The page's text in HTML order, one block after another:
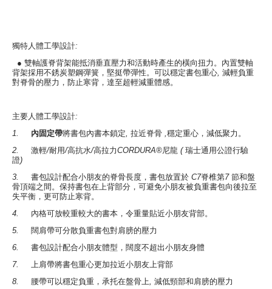
獨特人體工學設計:
● 雙軸護脊背架能抵消垂直壓力和活動時產生的橫向扭力。內置雙軸
背架採用不銹炭塑鋼彈簧，堅挺帶彈性。可以穩定書包重心, 減輕負重
對脊骨的壓力，防止寒背，達至超輕減重體感。
主要人體工學設計:
1. 內固定帶將書包內書本鎖定, 拉近脊骨 ,穩定重心，減低聚力。
2. 激輕/耐用/高抗水/高拉力CORDURA®尼龍 ( 瑞士通用公證行驗
證)
3. 書包設計配合小朋友的脊骨長度，書包放置於 C7脊椎第7 節和盤
骨頂端之間。保持書包在上背部分，可避免小朋友被負重書包向後拉至
失平衡，更可防止寒背。
4. 內格可放較重較大的書本，令重量貼近小朋友背部。
5. 闊肩帶可分散負重書包對肩膀的壓力
6. 書包設計配合小朋友體型，闊度不超出小朋友身體
7. 上肩帶將書包重心更加拉近小朋友上背部
8. 腰帶可以穩定負重，承托在盤骨上, 減低頸部和肩膀的壓力